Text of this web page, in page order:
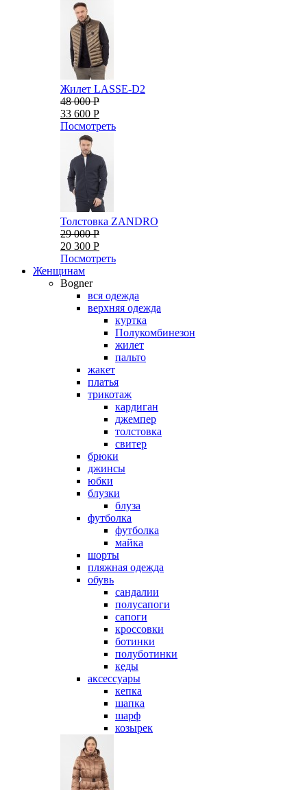
Жилет LASSE-D2
48 000 Р
33 600 Р
Посмотреть
Толстовка ZANDRO
29 000 Р
20 300 Р
Посмотреть
Женщинам
Bogner
вся одежда
верхняя одежда
куртка
Полукомбинезон
жилет
пальто
жакет
платья
трикотаж
кардиган
джемпер
толстовка
свитер
брюки
джинсы
юбки
блузки
блуза
футболка
футболка
майка
шорты
пляжная одежда
oбувь
сандалии
полусапоги
сапоги
кроссовки
ботинки
полуботинки
кеды
аксессуары
кепка
шапка
шарф
козырек